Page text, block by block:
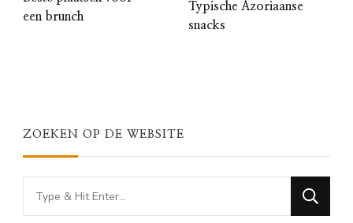
een brunch
Typische Azoriaanse
snacks
ZOEKEN OP DE WEBSITE
Looking
for